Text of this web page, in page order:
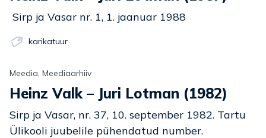
Sirp ja Vasar nr. 1, 1. jaanuar 1988
karikatuur
Meedia, Meediaarhiiv
Heinz Valk – Juri Lotman (1982)
Sirp ja Vasar, nr. 37, 10. september 1982. Tartu
Ülikooli juubelile pühendatud number.